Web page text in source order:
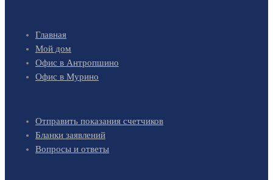
Главная
Мой дом
Офис в Антропшино
Офис в Мурино
Отправить показания счетчиков
Бланки заявлений
Вопросы и ответы